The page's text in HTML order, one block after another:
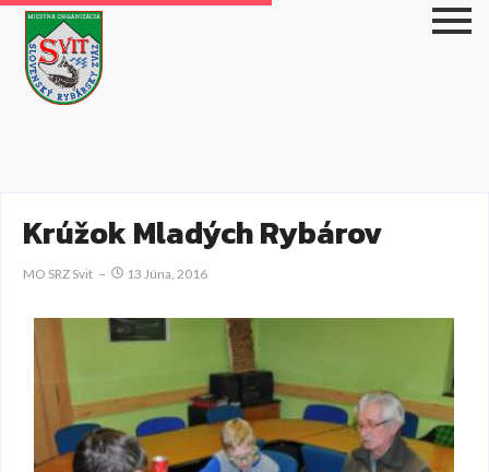
Krúžok Mladých Rybárov
MO SRZ Svit 13 Júna, 2016